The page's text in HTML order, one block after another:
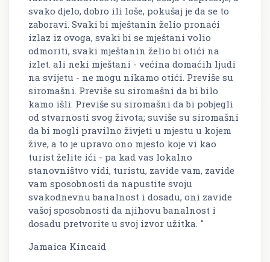
svako djelo, dobro ili loše, pokušaj je da se to
zaboravi. Svaki bi mještanin želio pronaći
izlaz iz ovoga, svaki bi se mještani volio
odmoriti, svaki mještanin želio bi otići na
izlet. ali neki mještani - većina domaćih ljudi
na svijetu - ne mogu nikamo otići. Previše su
siromašni. Previše su siromašni da bi bilo
kamo išli. Previše su siromašni da bi pobjegli
od stvarnosti svog života; suviše su siromašni
da bi mogli pravilno živjeti u mjestu u kojem
žive, a to je upravo ono mjesto koje vi kao
turist želite ići - pa kad vas lokalno
stanovništvo vidi, turistu, zavide vam, zavide
vam sposobnosti da napustite svoju
svakodnevnu banalnost i dosadu, oni zavide
vašoj sposobnosti da njihovu banalnost i
dosadu pretvorite u svoj izvor užitka. "
Jamaica Kincaid